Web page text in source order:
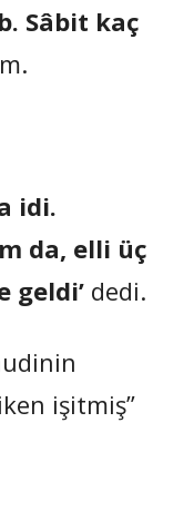
Sâbit kaç
idi.
da, elli üç
geldi’ dedi.
işitmiş”